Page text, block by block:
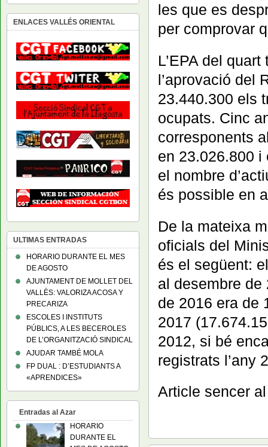
les que es
per comprovar
L’EPA del
l’aprovació del
23.440.300 els
ocupats. Cinc
corresponents
en 23.026.800
el nombre
és possible en
De la mateixa
oficials del
és el següent:
al desembre de
de 2016 era de
2017
2012, si bé
registrats l’any
Article sencer
ENLACES VALLÉS ORIENTAL
ULTIMAS ENTRADAS
HORARIO DURANTE EL MES
DE AGOSTO
AJUNTAMENT DE MOLLET DEL
VALLÈS: VALORIZA ACOSA Y
PRECARIZA
ESCOLES I INSTITUTS
PÚBLICS, A LES BECEROLES
DE L’ORGANITZACIÓ SINDICAL
AJUDAR TAMBÉ MOLA
FP DUAL : D’ESTUDIANTS A
«APRENDICES»
Entradas al Azar
HORARIO
DURANTE EL